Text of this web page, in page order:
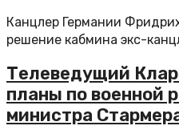
Канцлер Германии
решение кабмина экс-
Телеведущий
планы по военной
министра